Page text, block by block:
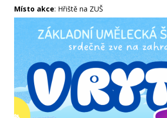
Místo akce: Hřiště na ZUŠ